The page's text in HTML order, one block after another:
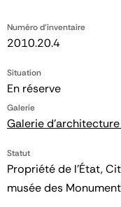
Numéro d'inventaire
2010.20.4
Situation
En réserve
Galerie
Galerie
Statut
Propriété de l’État,
musée des